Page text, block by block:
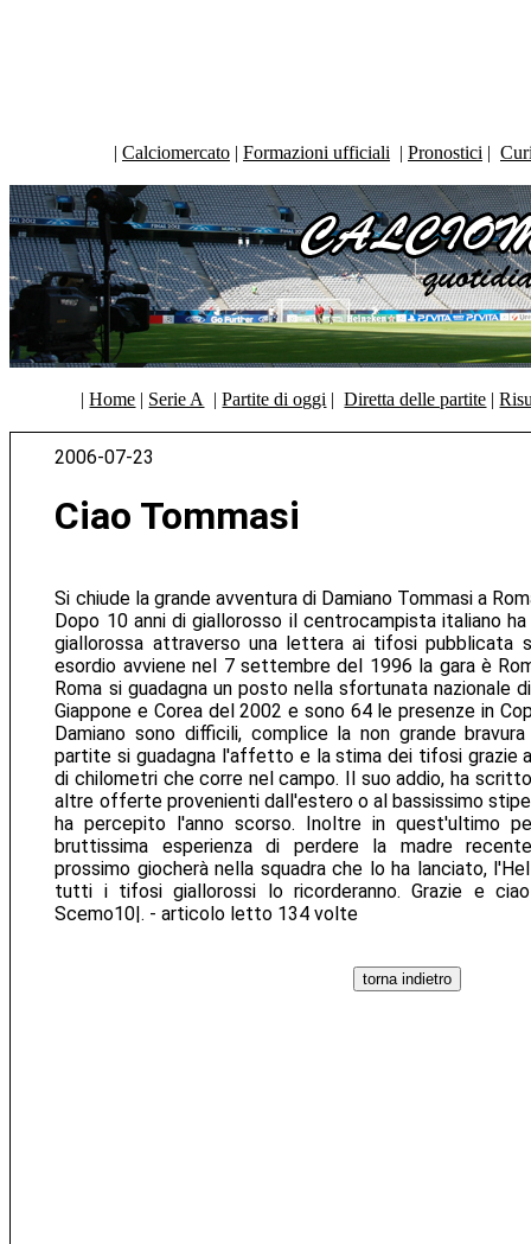
| Calciomercato | Formazioni ufficiali | Pronostici |
|Home | Serie A |Partite di oggi |Diretta delle partite |
2006-07-23
Ciao Tommasi
Si chiude la grande avventura di Damiano Tommasi a
Dopo 10 anni di giallorosso il centrocampista italiano
giallorossa attraverso una lettera ai tifosi pubblicata
esordio avviene nel 7 settembre del 1996 la gara è
Roma si guadagna un posto nella sfortunata nazionale
Giappone e Corea del 2002 e sono 64 le presenze in
Damiano sono difficili, complice la non grande
partite si guadagna l'affetto e la stima dei tifosi grazie
di chilometri che corre nel campo. Il suo addio, ha
altre offerte provenienti dall'estero o al bassissimo
ha percepito l'anno scorso. Inoltre in quest'ultimo
bruttissima esperienza di perdere la madre
prossimo giocherà nella squadra che lo ha lanciato,
tutti i tifosi giallorossi lo ricorderanno. Grazie e ciao
Scemo10|. - articolo letto 134 volte